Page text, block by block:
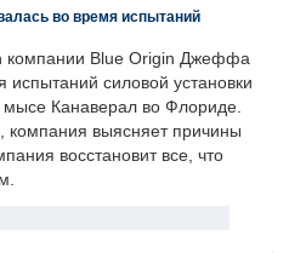
во время испытаний
компании Blue Origin Джеффа
испытаний силовой установки
мысе Канаверал во Флориде.
выясняет причины
восстановит все, что